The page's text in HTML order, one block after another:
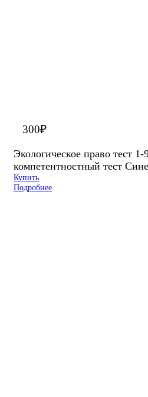
300₽
Экологическое право тест
компетентностный тест
Купить
Подробнее